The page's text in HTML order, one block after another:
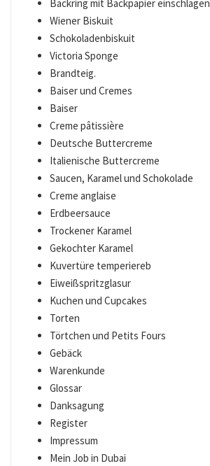
Backring mit Backpapier einschlagen
Wiener Biskuit
Schokoladenbiskuit
Victoria Sponge
Brandteig.
Baiser und Cremes
Baiser
Creme pâtissière
Deutsche Buttercreme
Italienische Buttercreme
Saucen, Karamel und Schokolade
Creme anglaise
Erdbeersauce
Trockener Karamel
Gekochter Karamel
Kuvertüre temperiereb
Eiweißspritzglasur
Kuchen und Cupcakes
Torten
Törtchen und Petits Fours
Gebäck
Warenkunde
Glossar
Danksagung
Register
Impressum
Mein Job in Dubai